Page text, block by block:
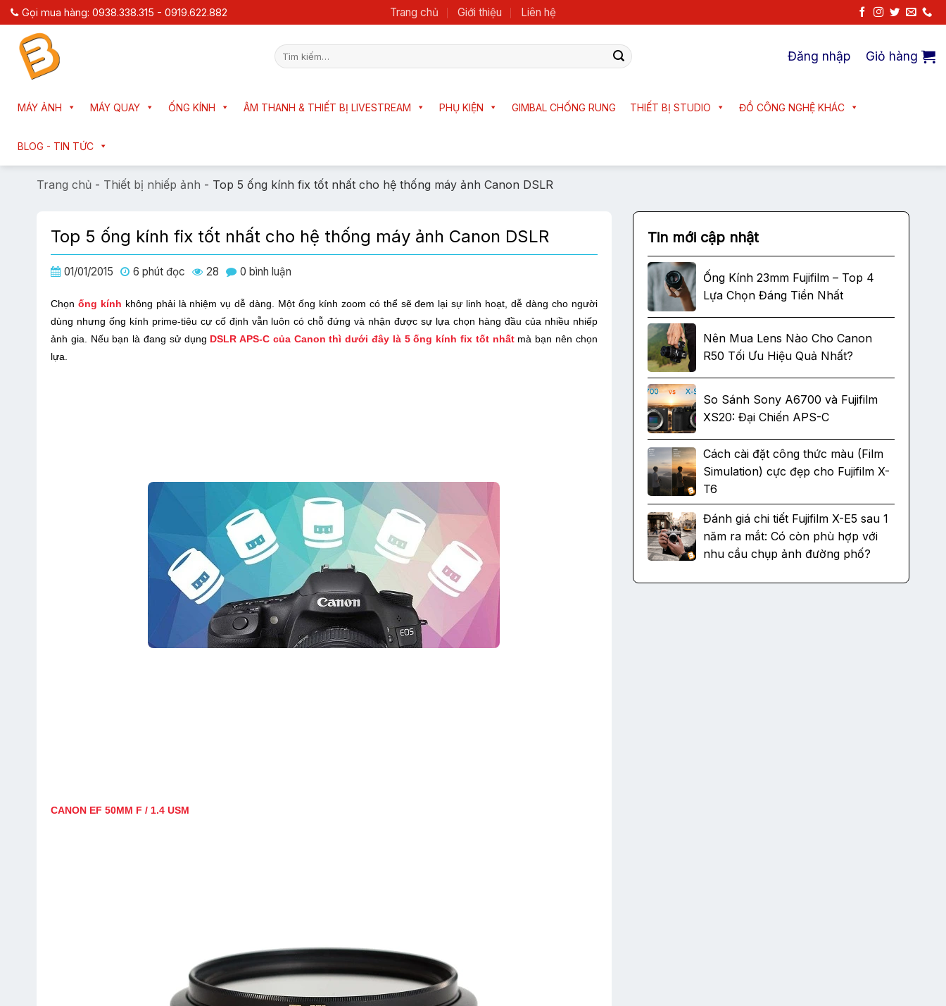
Chuyển
đến
dung
Gọi mua hàng: 0938.338.315 - 0919.622.882 Trang chủ Giới thiệu Liên hệ
Tìm
kiếm:
Đăng nhập Giỏ hàng
MÁY ẢNH MÁY QUAY ỐNG KÍNH ÂM THANH & THIẾT BỊ LIVESTREAM PHỤ KIỆN GIMBAL CHỐNG RUNG THIẾT BỊ STUDIO ĐỒ CÔNG NGHỆ KHÁC
BLOG - TIN TỨC
Trang chủ - Thiết bị nhiếp ảnh - Top 5 ống kính fix tốt nhất cho hệ thống máy ảnh Canon DSLR
Top 5 ống kính fix tốt nhất cho hệ thống máy ảnh Canon DSLR
01/01/2015 6 phút đọc 28 0 bình luận
Chọn ống kính không phải là nhiệm vụ dễ dàng. Một ống kính zoom có thể sẽ đem lại sự linh hoạt, dễ dàng cho người
dùng nhưng ống kính prime-tiêu cự cố định vẫn luôn có chỗ đứng và nhận được sự lựa chọn hàng đầu của nhiều nhiếp
ảnh gia. Nếu bạn là đang sử dụng DSLR APS-C của Canon thì dưới đây là 5 ống kính fix tốt nhấtmà bạn nên chọn
lựa.
CANON EF 50MM F / 1.4 USM
Tin mới cập nhật
Ống Kính 23mm Fujifilm – Top 4
Lựa Chọn Đáng Tiền Nhất
Nên Mua Lens Nào Cho Canon
R50 Tối Ưu Hiệu Quả Nhất?
So Sánh Sony A6700 và Fujifilm
XS20: Đại Chiến APS-C
Cách cài đặt công thức màu (Film
Simulation) cực đẹp cho Fujifilm X-
T6
Đánh giá chi tiết Fujifilm X-E5 sau 1
năm ra mắt: Có còn phù hợp với
nhu cầu chụp ảnh đường phố?